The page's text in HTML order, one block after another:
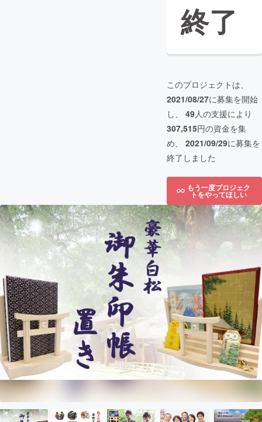
終了
このプロジェクトは、
2021/08/27に募集を開始
し、 49人の支援により
307,515円の資金を集
め、 2021/09/29に募集を
終了しました
もう一度プロジェク
トをやってほしい